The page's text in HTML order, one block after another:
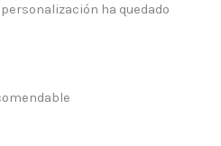
ha quedado